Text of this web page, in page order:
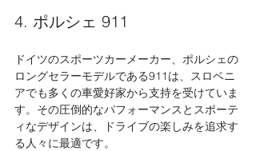
4. ポルシェ 911
ドイツのスポーツカーメーカー、ポルシェの
ロングセラーモデルである911は、スロベニ
アでも多くの車愛好家から支持を受けていま
す。その圧倒的なパフォーマンスとスポーテ
ィなデザインは、ドライブの楽しみを追求す
る人々に最適です。